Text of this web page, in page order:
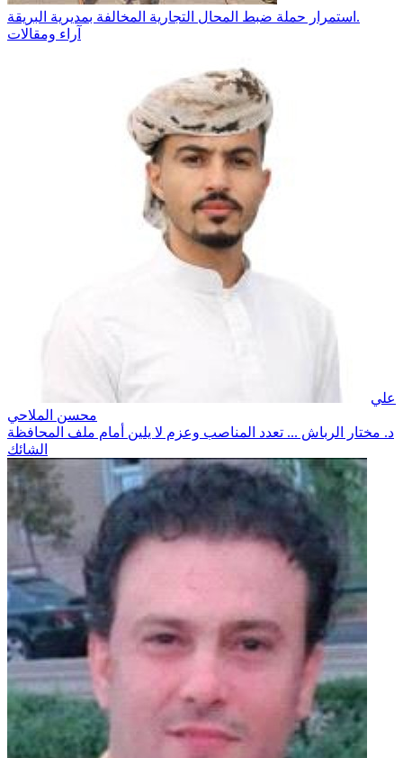
استمرار حملة ضبط المحال التجارية المخالفة بمديرية البريقة.
آراء ومقالات
علي
محسن الملاحي
د. مختار الرباش ... تعدد المناصب وعزم لا يلين أمام ملف المحافظة
الشائك